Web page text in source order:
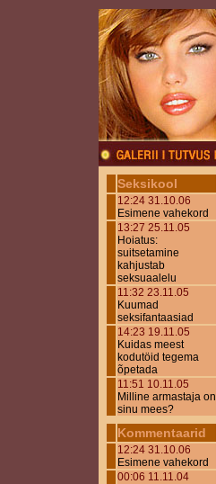
Seksikool
12:24 31.10.06
Esimene vahekord
13:27 25.11.05
Hoiatus:
suitsetamine
kahjustab
seksuaalelu
11:32 23.11.05
Kuumad
seksifantaasiad
14:23 19.11.05
Kuidas meest
kodutöid tegema
õpetada
11:51 10.11.05
Milline armastaja on
sinu mees?
Kommentaarid
12:24 31.10.06
Esimene vahekord
00:06 11.11.04